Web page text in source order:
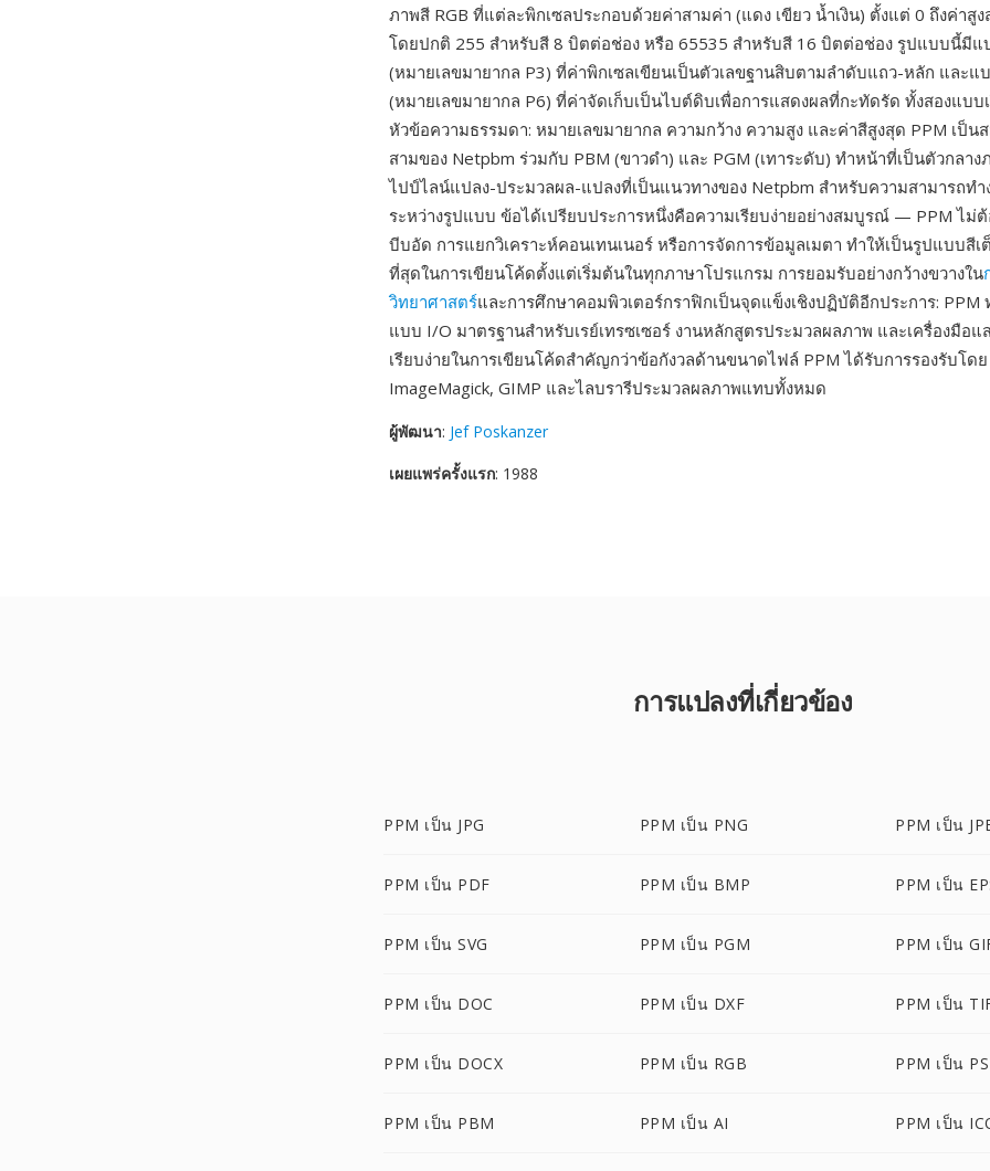
ภาพสี RGB ที่แต่ละพิกเซลประกอบด้วยค่าสามค่า (แดง เขียว น้ำเงิน) ตั้งแต่ 0 ถึงค่าสู
โดยปกติ 255 สำหรับสี 8 บิตต่อช่อง หรือ 65535 สำหรับสี 16 บิตต่อช่อง รูปแบบนี้มีแ
(หมายเลขมายากล P3) ที่ค่าพิกเซลเขียนเป็นตัวเลขฐานสิบตามลำดับแถว-หลัก และแ
(หมายเลขมายากล P6) ที่ค่าจัดเก็บเป็นไบต์ดิบเพื่อการแสดงผลที่กะทัดรัด ทั้งสองแบ
หัวข้อความธรรมดา: หมายเลขมายากล ความกว้าง ความสูง และค่าสีสูงสุด PPM เป็
สามของ Netpbm ร่วมกับ PBM (ขาวดำ) และ PGM (เทาระดับ) ทำหน้าที่เป็นตัวกลาง
ไปป์ไลน์แปลง-ประมวลผล-แปลงที่เป็นแนวทางของ Netpbm สำหรับความสามารถทำ
ระหว่างรูปแบบ ข้อได้เปรียบประการหนึ่งคือความเรียบง่ายอย่างสมบูรณ์ — PPM ไม่ต้
บีบอัด การแยกวิเคราะห์คอนเทนเนอร์ หรือการจัดการข้อมูลเมตา ทำให้เป็นรูปแบบสี
ที่สุดในการเขียนโค้ดตั้งแต่เริ่มต้นในทุกภาษาโปรแกรม การยอมรับอย่างกว้างขวางใน
วิทยาศาสตร์และการศึกษาคอมพิวเตอร์กราฟิกเป็นจุดแข็งเชิงปฏิบัติอีกประการ: PPM
แบบ I/O มาตรฐานสำหรับเรย์เทรซเซอร์ งานหลักสูตรประมวลผลภาพ และเครื่องมือแ
เรียบง่ายในการเขียนโค้ดสำคัญกว่าข้อกังวลด้านขนาดไฟล์ PPM ได้รับการรองรับโดย
ImageMagick, GIMP และไลบรารีประมวลผลภาพแทบทั้งหมด
ผู้พัฒนา: Jef Poskanzer
เผยแพร่ครั้งแรก: 1988
การแปลงที่เกี่ยวข้อง
PPM เป็น JPG PPM เป็น PNG PPM เป็น
PPM เป็น PDF PPM เป็น BMP PPM เป็น
PPM เป็น SVG PPM เป็น PGM PPM เป็น
PPM เป็น DOC PPM เป็น DXF PPM เป็น
PPM เป็น DOCX PPM เป็น RGB PPM เป็น PS
PPM เป็น PBM PPM เป็น AI PPM เป็น